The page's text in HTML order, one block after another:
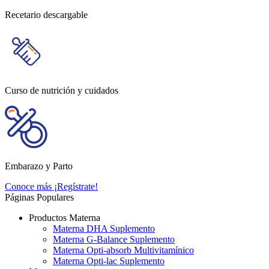
Recetario descargable
Curso de nutrición y cuidados
Embarazo y Parto
Conoce más ¡Regístrate!
Páginas Populares
Productos Materna
Materna DHA Suplemento
Materna G-Balance Suplemento
Materna Opti-absorb Multivitamínico
Materna Opti-lac Suplemento